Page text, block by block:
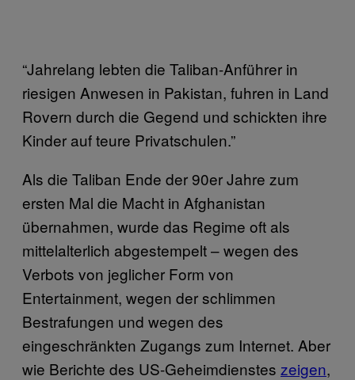
“Jahrelang lebten die Taliban-Anführer in
riesigen Anwesen in Pakistan, fuhren in Land
Rovern durch die Gegend und schickten ihre
Kinder auf teure Privatschulen.”
Als die Taliban Ende der 90er Jahre zum
ersten Mal die Macht in Afghanistan
übernahmen, wurde das Regime oft als
mittelalterlich abgestempelt – wegen des
Verbots von jeglicher Form von
Entertainment, wegen der schlimmen
Bestrafungen und wegen des
eingeschränkten Zugangs zum Internet. Aber
wie Berichte des US-Geheimdienstes zeigen,